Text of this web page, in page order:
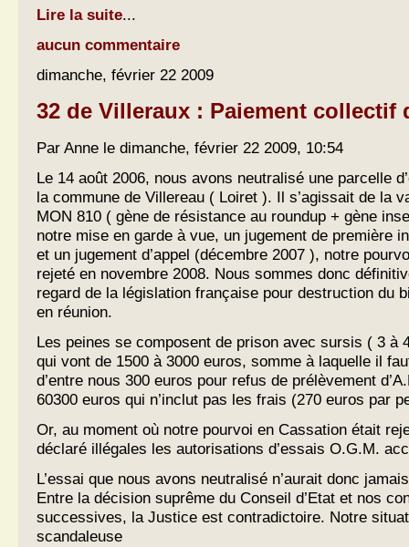
Lire la suite...
aucun commentaire
dimanche, février 22 2009
32 de Villeraux : Paiement collectif
Par Anne le dimanche, février 22 2009, 10:54
Le 14 août 2006, nous avons neutralisé une parcelle
la commune de Villereau ( Loiret ). Il s’agissait de la
MON 810 ( gène de résistance au roundup + gène
notre mise en garde à vue, un jugement de première
et un jugement d’appel (décembre 2007 ), notre
rejeté en novembre 2008. Nous sommes donc
regard de la législation française pour destruction du
en réunion.
Les peines se composent de prison avec sursis ( 3 à
qui vont de 1500 à 3000 euros, somme à laquelle il
d’entre nous 300 euros pour refus de prélèvement
60300 euros qui n’inclut pas les frais (270 euros par
Or, au moment où notre pourvoi en Cassation était
déclaré illégales les autorisations d’essais O.G.M.
L’essai que nous avons neutralisé n’aurait donc
Entre la décision suprême du Conseil d’Etat et nos
successives, la Justice est contradictoire. Notre
scandaleuse